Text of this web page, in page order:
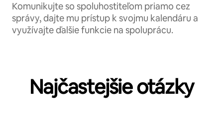
Komunikujte so spoluhostiteľom priamo cez
správy, dajte mu prístup k svojmu kalendáru a
využívajte ďalšie funkcie na spoluprácu.
Najčastejšie otázky